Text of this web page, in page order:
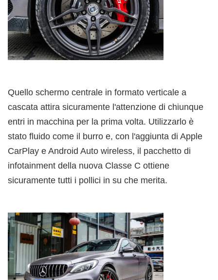
Quello schermo centrale in formato verticale a
cascata attira sicuramente l'attenzione di chiunque
entri in macchina per la prima volta. Utilizzarlo è
stato fluido come il burro e, con l'aggiunta di Apple
CarPlay e Android Auto wireless, il pacchetto di
infotainment della nuova Classe C ottiene
sicuramente tutti i pollici in su che merita.